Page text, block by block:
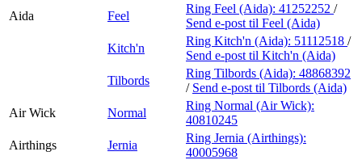
Aida
Feel
Ring Feel (Aida): 41252252 /
Send e-post til Feel (Aida)
Kitch'n
Ring Kitch'n (Aida): 51112518 /
Send e-post til Kitch'n (Aida)
Tilbords
Ring Tilbords (Aida): 48868392
/ Send e-post til Tilbords (Aida)
Air Wick
Normal
Ring Normal (Air Wick):
40810245
Airthings
Jernia
Ring Jernia (Airthings):
40005968